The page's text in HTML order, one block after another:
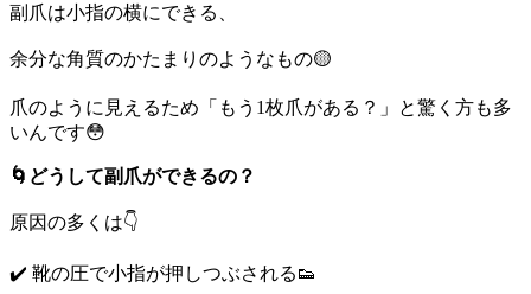
副爪は小指の横にできる、
余分な角質のかたまりのようなもの🟡
爪のように見えるため「もう1枚爪がある？」と驚く方も多
いんです😳
🌀どうして副爪ができるの？
原因の多くは👇
✔️ 靴の圧で小指が押しつぶされる👟